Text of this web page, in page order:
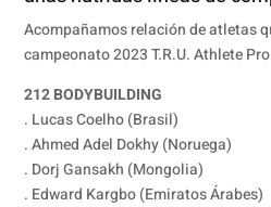
Acompañamos relación de atletas
campeonato 2023 T.R.U. Athlete
212 BODYBUILDING
. Lucas Coelho (Brasil)
. Ahmed Adel Dokhy (Noruega)
. Dorj Gansakh (Mongolia)
. Edward Kargbo (Emiratos Árabes)